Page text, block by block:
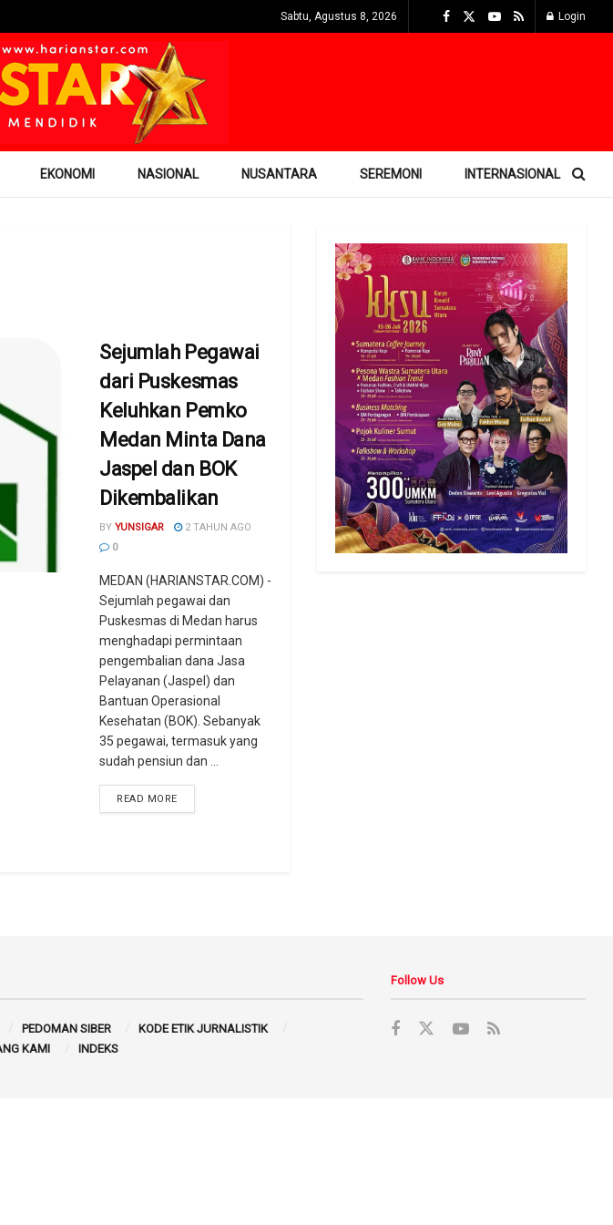
Sabtu, Agustus 8, 2026 Login
EKONOMI NASIONAL NUSANTARA SEREMONI INTERNASIONAL
Sejumlah Pegawai
dari Puskesmas
Keluhkan Pemko
Medan Minta Dana
Jaspel dan BOK
Dikembalikan
BY YUNSIGAR
2 TAHUN AGO
0
MEDAN (HARIANSTAR.COM) -
Sejumlah pegawai dan
Puskesmas di Medan harus
menghadapi permintaan
pengembalian dana Jasa
Pelayanan (Jaspel) dan
Bantuan Operasional
Kesehatan (BOK). Sebanyak
35 pegawai, termasuk yang
sudah pensiun dan ...
READ MORE
PEDOMAN SIBER
KODE ETIK JURNALISTIK
KAMI INDEKS
Follow Us